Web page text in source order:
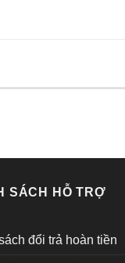
SÁCH HỖ TRỢ
đổi trả hoàn tiền